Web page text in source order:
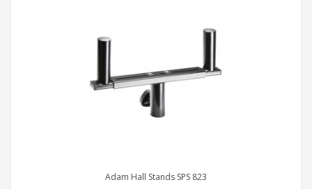
Adam Hall Stands SPS 823